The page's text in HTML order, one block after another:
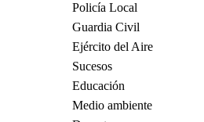
Policía Local
Guardia Civil
Ejército del Aire
Sucesos
Educación
Medio ambiente